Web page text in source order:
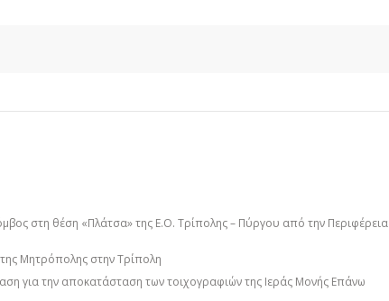
στη θέση «Πλάτσα» της Ε.Ο. Τρίπολης – Πύργου από την Περιφέρεια
Μητρόπολης στην Τρίπολη
για την αποκατάσταση των τοιχογραφιών της Ιεράς Μονής Επάνω